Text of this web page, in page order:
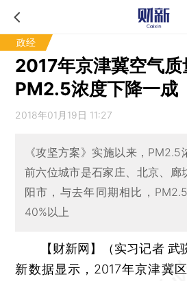
政经
2017年京津冀空气质
PM2.5浓度下降一成
2018年01月19日 11:27
《攻坚方案》实施以来，
前六位城市是石家庄、北京、廊
阳市，与去年同期相比，
40%以上
【财新网】（实习记者 武
新数据显示，2017年京津冀